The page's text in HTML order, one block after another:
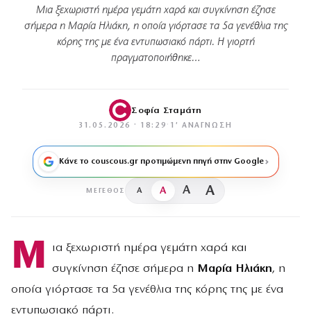
Μια ξεχωριστή ημέρα γεμάτη χαρά και συγκίνηση έζησε
σήμερα η Μαρία Ηλιάκη, η οποία γιόρτασε τα 5α γενέθλια της
κόρης της με ένα εντυπωσιακό πάρτι. Η γιορτή
πραγματοποιήθηκε…
Σοφία Σταμάτη
31.05.2026 · 18:29 · 1′ ΑΝΆΓΝΩΣΗ
Κάνε το couscous.gr προτιμώμενη πηγή στην Google
ΜΈΓΕΘΟΣ A A A A
Μ
ια ξεχωριστή ημέρα γεμάτη χαρά και
συγκίνηση έζησε σήμερα η Μαρία Ηλιάκη, η
οποία γιόρτασε τα 5α γενέθλια της κόρης της με ένα
εντυπωσιακό πάρτι.